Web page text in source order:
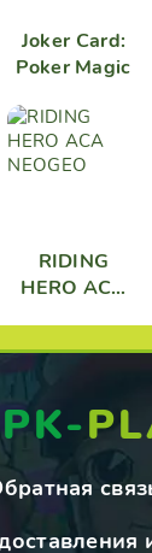
Joker Card:
Poker Magic
RIDING
HERO ACA